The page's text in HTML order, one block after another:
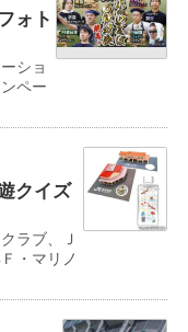
ォト
ショ
ペー
クイズ
ラブ、Ｊ
・マリノ